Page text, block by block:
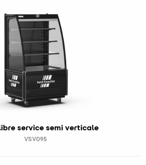
service semi verticale
VSV095